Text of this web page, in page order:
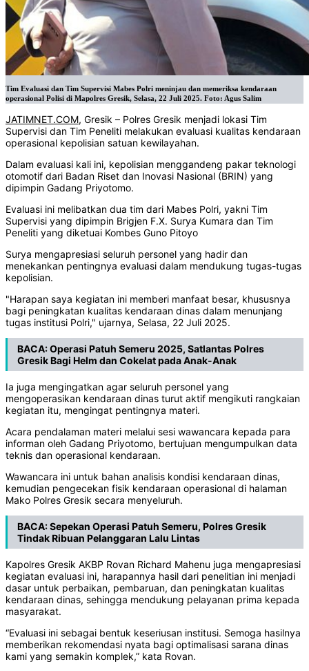
Tim Evaluasi dan Tim Supervisi Mabes Polri meninjau dan memeriksa kendaraan
operasional Polisi di Mapolres Gresik, Selasa, 22 Juli 2025. Foto: Agus Salim
JATIMNET.COM, Gresik – Polres Gresik menjadi lokasi Tim
Supervisi dan Tim Peneliti melakukan evaluasi kualitas kendaraan
operasional kepolisian satuan kewilayahan.
Dalam evaluasi kali ini, kepolisian menggandeng pakar teknologi
otomotif dari Badan Riset dan Inovasi Nasional (BRIN) yang
dipimpin Gadang Priyotomo.
Evaluasi ini melibatkan dua tim dari Mabes Polri, yakni Tim
Supervisi yang dipimpin Brigjen F.X. Surya Kumara dan Tim
Peneliti yang diketuai Kombes Guno Pitoyo
Surya mengapresiasi seluruh personel yang hadir dan
menekankan pentingnya evaluasi dalam mendukung tugas-tugas
kepolisian.
"Harapan saya kegiatan ini memberi manfaat besar, khususnya
bagi peningkatan kualitas kendaraan dinas dalam menunjang
tugas institusi Polri," ujarnya, Selasa, 22 Juli 2025.
BACA:Operasi Patuh Semeru 2025, Satlantas Polres
Gresik Bagi Helm dan Cokelat pada Anak-Anak
Ia juga mengingatkan agar seluruh personel yang
mengoperasikan kendaraan dinas turut aktif mengikuti rangkaian
kegiatan itu, mengingat pentingnya materi.
Acara pendalaman materi melalui sesi wawancara kepada para
informan oleh Gadang Priyotomo, bertujuan mengumpulkan data
teknis dan operasional kendaraan.
Wawancara ini untuk bahan analisis kondisi kendaraan dinas,
kemudian pengecekan fisik kendaraan operasional di halaman
Mako Polres Gresik secara menyeluruh.
BACA:Sepekan Operasi Patuh Semeru, Polres Gresik
Tindak Ribuan Pelanggaran Lalu Lintas
Kapolres Gresik AKBP Rovan Richard Mahenu juga mengapresiasi
kegiatan evaluasi ini, harapannya hasil dari penelitian ini menjadi
dasar untuk perbaikan, pembaruan, dan peningkatan kualitas
kendaraan dinas, sehingga mendukung pelayanan prima kepada
masyarakat.
“Evaluasi ini sebagai bentuk keseriusan institusi. Semoga hasilnya
memberikan rekomendasi nyata bagi optimalisasi sarana dinas
kami yang semakin komplek,” kata Rovan.